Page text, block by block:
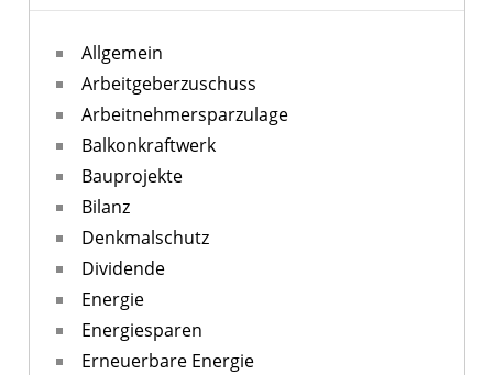
Allgemein
Arbeitgeberzuschuss
Arbeitnehmersparzulage
Balkonkraftwerk
Bauprojekte
Bilanz
Denkmalschutz
Dividende
Energie
Energiesparen
Erneuerbare Energie